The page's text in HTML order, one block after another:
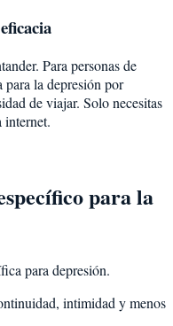
Para personas de
para la depresión por
de viajar. Solo necesitas
internet.
para la
para depresión.
intimidad y menos